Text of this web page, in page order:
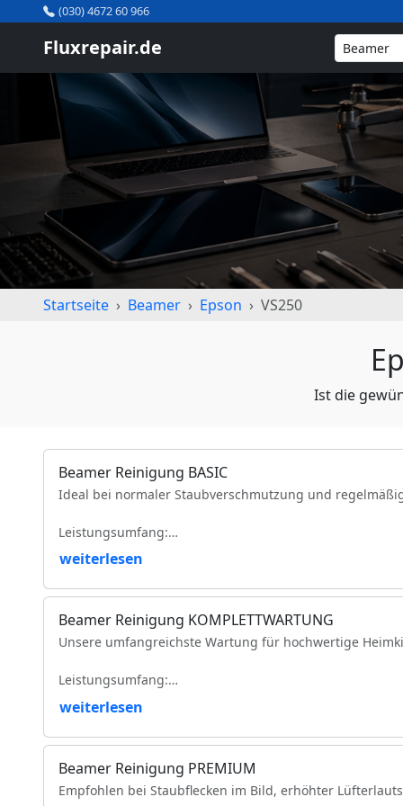
(030) 4672 60 966
Fluxrepair.de
Startseite Beamer Epson VS250
Ist die
Beamer Reinigung BASIC
Ideal bei normaler Staubverschmutzung und
Leistungsumfang:
Reinigung der Luftfilter und Gehäuseteile
Reinigung der Lüfter und Lüftungskanäle
Objektivreinigung
Entfernung loser Staubablagerungen im Geräteinneren
Funktionsprüfung
VDE-Sicherheitsprüfung
weiterlesen
Beamer Reinigung KOMPLETTWARTUNG
Unsere umfangreichste Wartung für hochwertige
Leistungsumfang:
Vollständige Zerlegung des Projektors (modellabhängig)
Komplette Reinigung des optischen Lichtwegs
Reinigung des DMD-/LCD-Bereichs
Reinigung und Prüfung des Farbrads
weiterlesen
Beamer Reinigung PREMIUM
Empfohlen bei Staubflecken im Bild, erhöhter